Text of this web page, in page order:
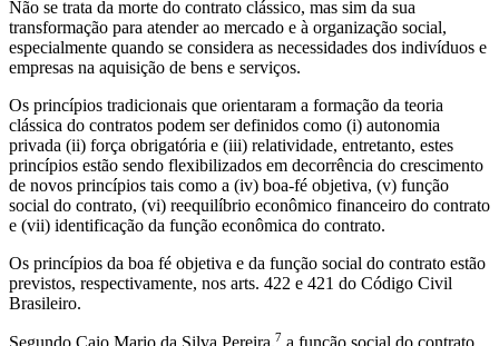
Não se trata da morte do contrato clássico, mas sim da sua
transformação para atender ao mercado e à organização social,
especialmente quando se considera as necessidades dos indivíduos e
empresas na aquisição de bens e serviços.
Os princípios tradicionais que orientaram a formação da teoria
clássica do contratos podem ser definidos como (i) autonomia
privada (ii) força obrigatória e (iii) relatividade, entretanto, estes
princípios estão sendo flexibilizados em decorrência do crescimento
de novos princípios tais como a (iv) boa-fé objetiva, (v) função
social do contrato, (vi) reequilíbrio econômico financeiro do contrato
e (vii) identificação da função econômica do contrato.
Os princípios da boa fé objetiva e da função social do contrato estão
previstos, respectivamente, nos arts. 422 e 421 do Código Civil
Brasileiro.
7